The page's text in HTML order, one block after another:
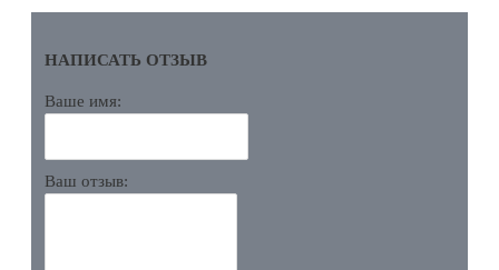
НАПИСАТЬ ОТЗЫВ
Ваше имя:
Ваш отзыв: